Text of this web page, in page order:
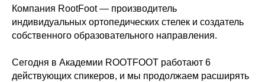
Компания RootFoot — производитель
индивидуальных ортопедических стелек и создатель
собственного образовательного направления.
Сегодня в Академии ROOTFOOT работают 6
действующих спикеров, и мы продолжаем расширять